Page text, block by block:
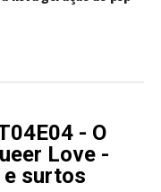
- O
Love -
e surtos